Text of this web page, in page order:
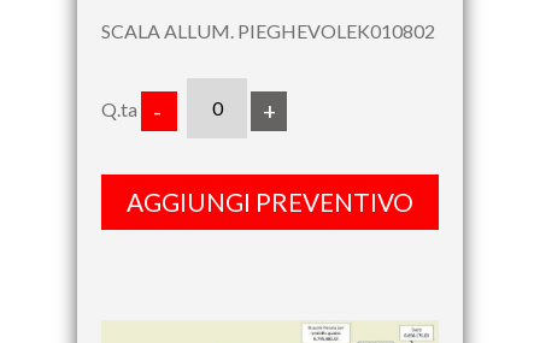
SCALA ALLUM. PIEGHEVOLEK010802
Q.ta - +
AGGIUNGI PREVENTIVO